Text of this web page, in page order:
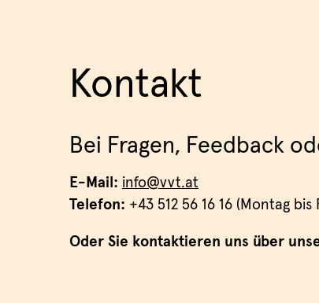
Kontakt
Bei Fragen, Feedback
E-Mail: info@vvt.at
Telefon: +43 512 56 16 16 (Montag
Oder Sie kontaktieren uns über